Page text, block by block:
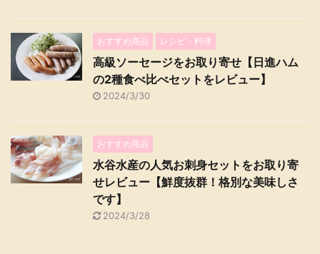
おすすめ商品 レシピ・料理
高級ソーセージをお取り寄せ【日進ハム
の2種食べ比べセットをレビュー】
2024/3/30
おすすめ商品
水谷水産の人気お刺身セットをお取り寄
せレビュー【鮮度抜群！格別な美味しさ
です】
2024/3/28